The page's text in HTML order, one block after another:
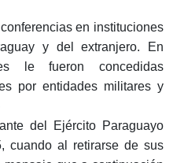
en instituciones
y del extranjero. En
le fueron concedidas
por entidades militares y
del Ejército Paraguayo
cuando al retirarse de sus